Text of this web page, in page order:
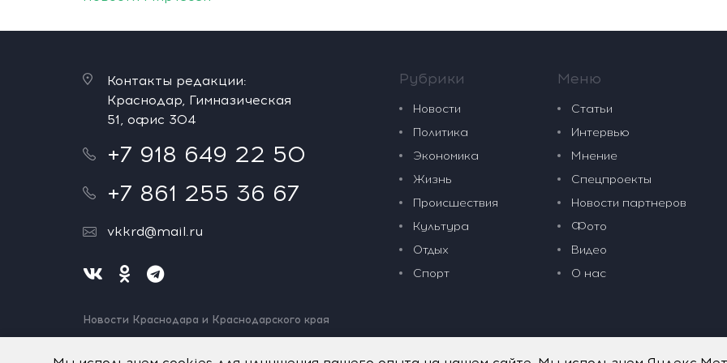
Контакты редакции:
Краснодар, Гимназическая
51, офис 304
+7 918 649 22 50
+7 861 255 36 67
vkkrd@mail.ru
Новости Краснодара и Краснодарского края
Нашли ошибку? Выделите и нажмите Ctrl+Enter.
Рубрики
Новости
Политика
Экономика
Жизнь
Происшествия
Культура
Отдых
Спорт
Меню
Статьи
Интервью
Мнение
Спецпроекты
Новости партнеров
Фото
Видео
О нас